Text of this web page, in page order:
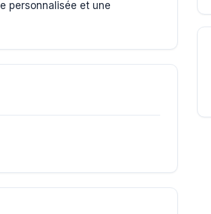
personnalisée et une